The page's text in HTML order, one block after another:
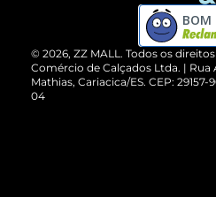
Cartão Presente
Vendas Corporativas
Compre pelo WhatsApp
© 2026, ZZ MALL. Todos os
Comércio de Calçados Ltda. | Rua
Mathias, Cariacica/ES. CEP:
04
BOM